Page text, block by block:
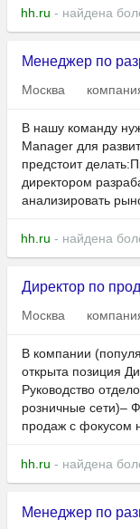
hh.ru - найдена
Менеджер по
Москва
В нашу команду
Manager для
предстоит
директором
анализировать
hh.ru - найдена
Директор по
Москва
В компании
открыта позиция
Руководство
розничные сети)–
продаж с фокусом
hh.ru - найдена
Менеджер по